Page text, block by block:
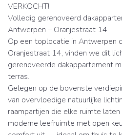
VERKOCHT!
Volledig gerenoveerd
Antwerpen – Oranjestraat 14
Op een toplocatie in Antwerpen
Oranjestraat 14, vinden we dit
gerenoveerde dakappartement
terras.
Gelegen op de bovenste
van overvloedige natuurlijke
raampartijen die elke ruimte
moderne leefruimte met open